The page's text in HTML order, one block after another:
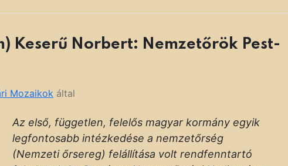
Keserű Norbert: Nemzetőrök Pest-
Mozaikok által
Az első, független, felelős magyar kormány egyik
legfontosabb intézkedése a nemzetőrség
(Nemzeti őrsereg) felállítása volt rendfenntartó